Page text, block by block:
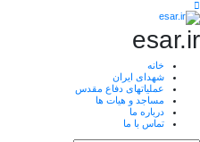
esar.ir
خانه
شهدای ایران
عملیاتهای دفاع مقدس
مساجد و هیات ها
درباره ما
تماس با ما